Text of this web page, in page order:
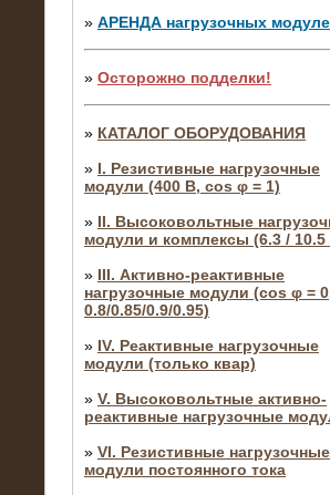
» АРЕНДА нагрузочных
» Осторожно подделки!
» КАТАЛОГ ОБОРУДОВАНИЯ
» I. Резистивные нагрузочные
модули (400 В, cos φ = 1)
» II. Высоковольтные
модули и комплексы (6.3 / 10.5
» III. Активно-реактивные
нагрузочные модули (cos φ =
0.8/0.85/0.9/0.95)
» IV. Реактивные нагрузочные
модули (только квар)
» V. Высоковольтные активно-
реактивные нагрузочные
» VI. Резистивные нагрузочные
модули постоянного тока